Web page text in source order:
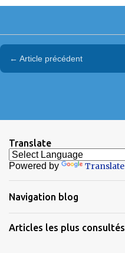
← Article précédent
Translate
Powered by Translate
Navigation blog
Articles les plus consultés